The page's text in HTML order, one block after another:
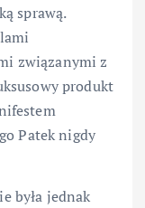
sprawą.
związanymi z
produkt
Patek nigdy
była jednak